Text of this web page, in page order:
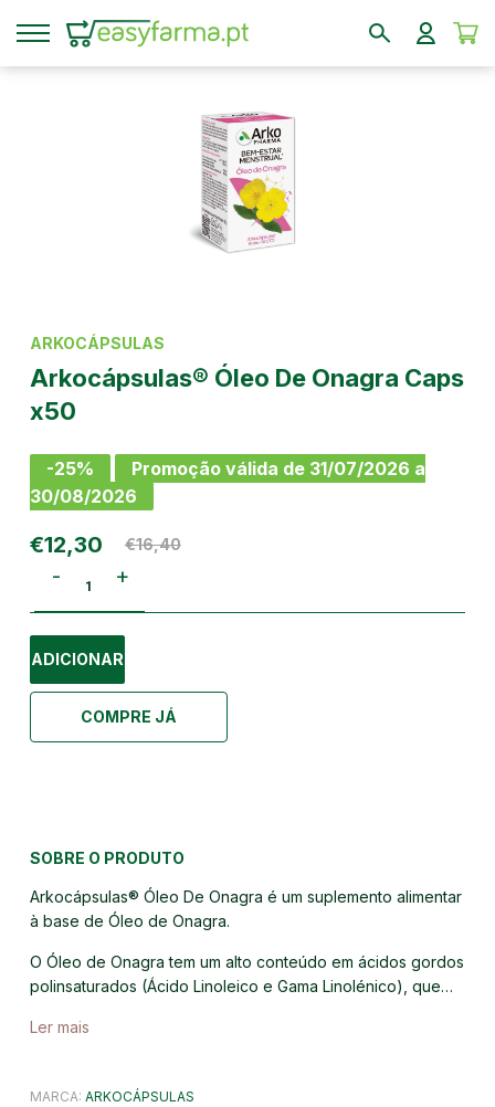
ARKOCÁPSULAS
Arkocápsulas® Óleo De Onagra Caps
x50
-25%
Promoção válida de 31/07/2026 a
30/08/2026
€12,30 €16,40
+
-
ADICIONAR
COMPRE JÁ
SOBRE O PRODUTO
Arkocápsulas® Óleo De Onagra é um suplemento alimentar
à base de Óleo de Onagra.
O Óleo de Onagra tem um alto conteúdo em ácidos gordos
polinsaturados (Ácido Linoleico e Gama Linolénico), que…
Ler mais
MARCA: ARKOCÁPSULAS